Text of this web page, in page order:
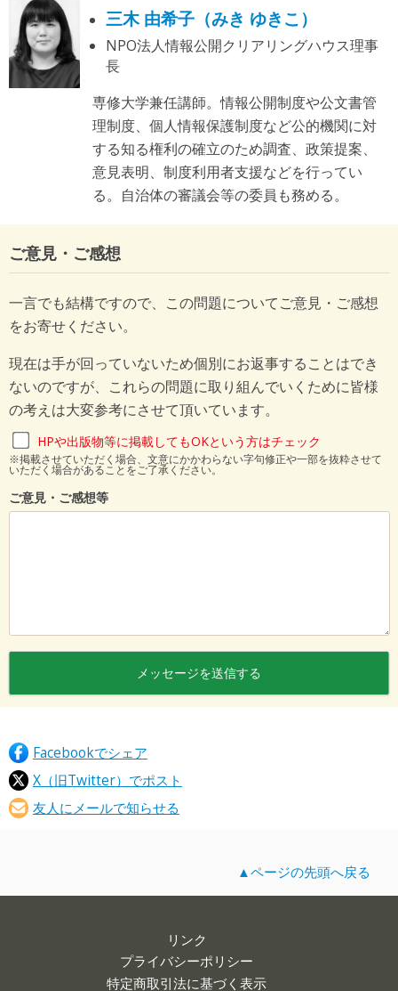
三木 由希子（みき ゆきこ）
NPO法人情報公開クリアリングハウス理事
長
専修大学兼任講師。情報公開制度や公文書管
理制度、個人情報保護制度など公的機関に対
する知る権利の確立のため調査、政策提案、
意見表明、制度利用者支援などを行ってい
る。自治体の審議会等の委員も務める。
ご意見・ご感想
一言でも結構ですので、この問題についてご意見・ご感想
をお寄せください。
現在は手が回っていないため個別にお返事することはでき
ないのですが、これらの問題に取り組んでいくために皆様
の考えは大変参考にさせて頂いています。
HPや出版物等に掲載してもOKという方はチェック
※掲載させていただく場合、文意にかかわらない字句修正や一部を抜粋させて
いただく場合があることをご了承ください。
ご意見・ご感想等
Facebookでシェア
X（旧Twitter）でポスト
友人にメールで知らせる
▲ページの先頭へ戻る
リンク
プライバシーポリシー
特定商取引法に基づく表示